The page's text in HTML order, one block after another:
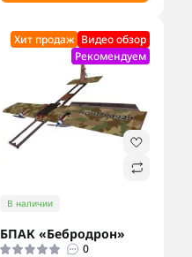
Хит продаж Видео обзор
Рекомендуем
В наличии
БПАК «Бебродрон»
0